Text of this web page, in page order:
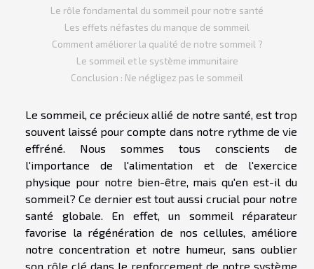
Le rôle fondamental du sommeil pour notre santé
Les effets néfastes du manque de sommeil
Comment améliorer la qualité de notre sommeil ?
Le sommeil et le système immunitaire
Conclusion : Ne négligez pas le sommeil
Le sommeil, ce précieux allié de notre santé, est trop
souvent laissé pour compte dans notre rythme de vie
effréné. Nous sommes tous conscients de
l'importance de l'alimentation et de l'exercice
physique pour notre bien-être, mais qu'en est-il du
sommeil? Ce dernier est tout aussi crucial pour notre
santé globale. En effet, un sommeil réparateur
favorise la régénération de nos cellules, améliore
notre concentration et notre humeur, sans oublier
son rôle clé dans le renforcement de notre système